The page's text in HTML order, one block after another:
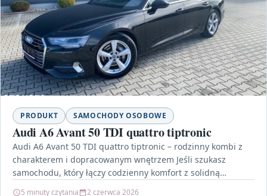
PRODUKT SAMOCHODY OSOBOWE
Audi A6 Avant 50 TDI quattro tiptronic
Audi A6 Avant 50 TDI quattro tiptronic – rodzinny kombi z
charakterem i dopracowanym wnętrzem Jeśli szukasz
samochodu, który łączy codzienny komfort z solidną…
5 minuty czytania 2 czerwca 2026